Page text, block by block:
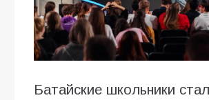
Батайские школьники